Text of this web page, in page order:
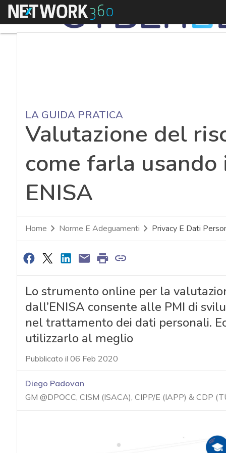
Menu
LA GUIDA PRATICA
Valutazione del
come farla
ENISA
Home Norme E Adeguamenti Privacy E Dati
Lo strumento online per la
dall’ENISA consente alle PMI di
nel trattamento dei dati personali.
utilizzarlo al meglio
Pubblicato il 06 Feb 2020
Diego Padovan
GM @DPOCC, CISM (ISACA), CIPP/E (IAPP) & CDP